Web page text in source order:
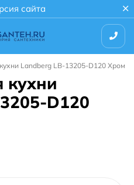
сайта
Landberg LB-13205-D120 Хром
кухни
D120